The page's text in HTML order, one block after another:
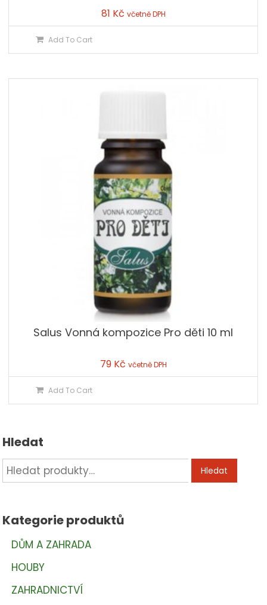
81 Kč včetně DPH
Add To Cart
Salus Vonná kompozice Pro děti 10 ml
79 Kč včetně DPH
Add To Cart
Hledat
Hledat: Hledat
Kategorie produktů
DŮM A ZAHRADA
HOUBY
ZAHRADNICTVÍ